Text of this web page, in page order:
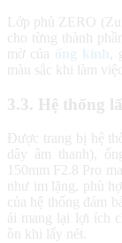
Lớp phủ ZERO
cho từng thành
mờ của
màu sắc khi làm
3.3. Hệ thống
Được trang bị hệ
dây âm thanh),
150mm F2.8 Pro
như im lặng, phù
của hệ thống đảm
ái mang lại lợi ích
ồn khi lấy nét.